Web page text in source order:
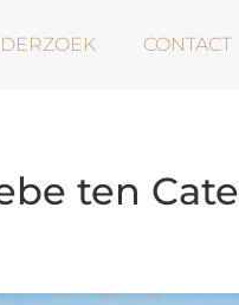
CONTACT
ten Cate